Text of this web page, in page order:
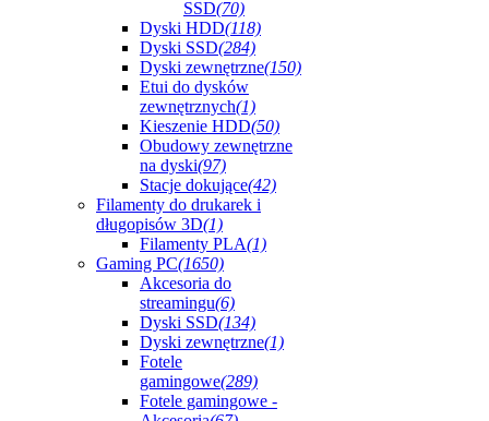
SSD(70)
Dyski HDD(118)
Dyski SSD(284)
Dyski zewnętrzne(150)
Etui do dysków
zewnętrznych(1)
Kieszenie HDD(50)
Obudowy zewnętrzne
na dyski(97)
Stacje dokujące(42)
Filamenty do drukarek i
długopisów 3D(1)
Filamenty PLA(1)
Gaming PC(1650)
Akcesoria do
streamingu(6)
Dyski SSD(134)
Dyski zewnętrzne(1)
Fotele
gamingowe(289)
Fotele gamingowe -